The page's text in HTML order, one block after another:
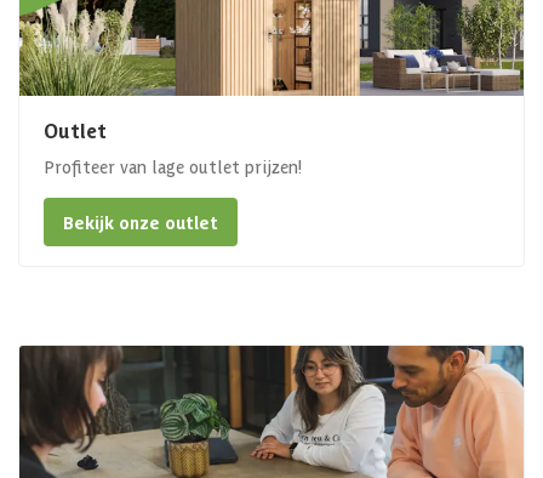
Outlet
Profiteer van lage outlet prijzen!
Bekijk onze outlet